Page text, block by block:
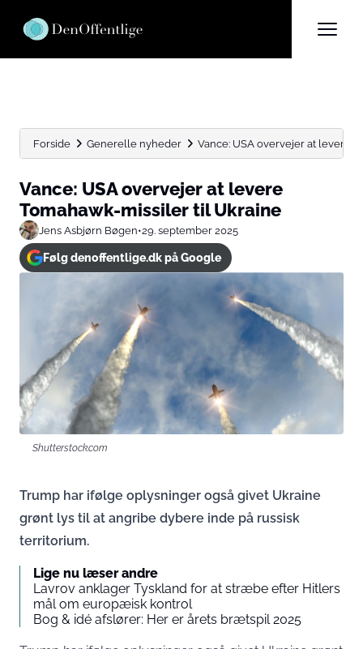
Forside Generelle nyheder Vance: USA overvejer at levere
Vance: USA overvejer at levere
Tomahawk-missiler til Ukraine
Jens Asbjørn Bøgen•29. september 2025
Følg denoffentlige.dk på Google
Shutterstock.com
Trump har ifølge oplysninger også givet Ukraine
grønt lys til at angribe dybere inde på russisk
territorium.
Lige nu læser andre
Lavrov anklager Tyskland for at stræbe efter Hitlers
mål om europæisk kontrol
Bog & idé afslører: Her er årets brætspil 2025